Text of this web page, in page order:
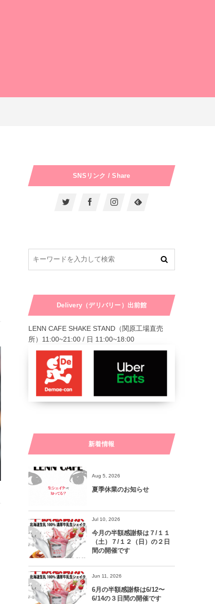
SNSリンク / Share
Delivery（デリバリー）出前館
LENN CAFE SHAKE STAND（関原工場直売
所）11:00~21:00 / 日 11:00~18:00
新着情報
Aug 5, 2026
夏季休業のお知らせ
Jul 10, 2026
今月の半額感謝祭は７/１１
（土）７/１２（日）の２日
間の開催です
Jun 11, 2026
6月の半額感謝祭は6/12〜
6/14の３日間の開催です